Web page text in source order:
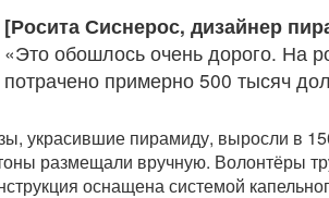
[Росита Сиснерос, дизайнер
«Это обошлось очень дорого. На
потрачено примерно 500 тысяч
украсившие пирамиду, выросли в
размещали вручную. Волонтёры
оснащена системой